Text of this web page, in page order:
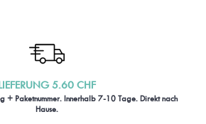
5.60 CHF
+ Paketnummer. Innerhalb 7-10 Tage. Direkt nach
Hause.